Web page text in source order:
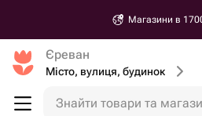
Магазини в
Єреван
Місто, вулиця, будинок
Знайти товари та